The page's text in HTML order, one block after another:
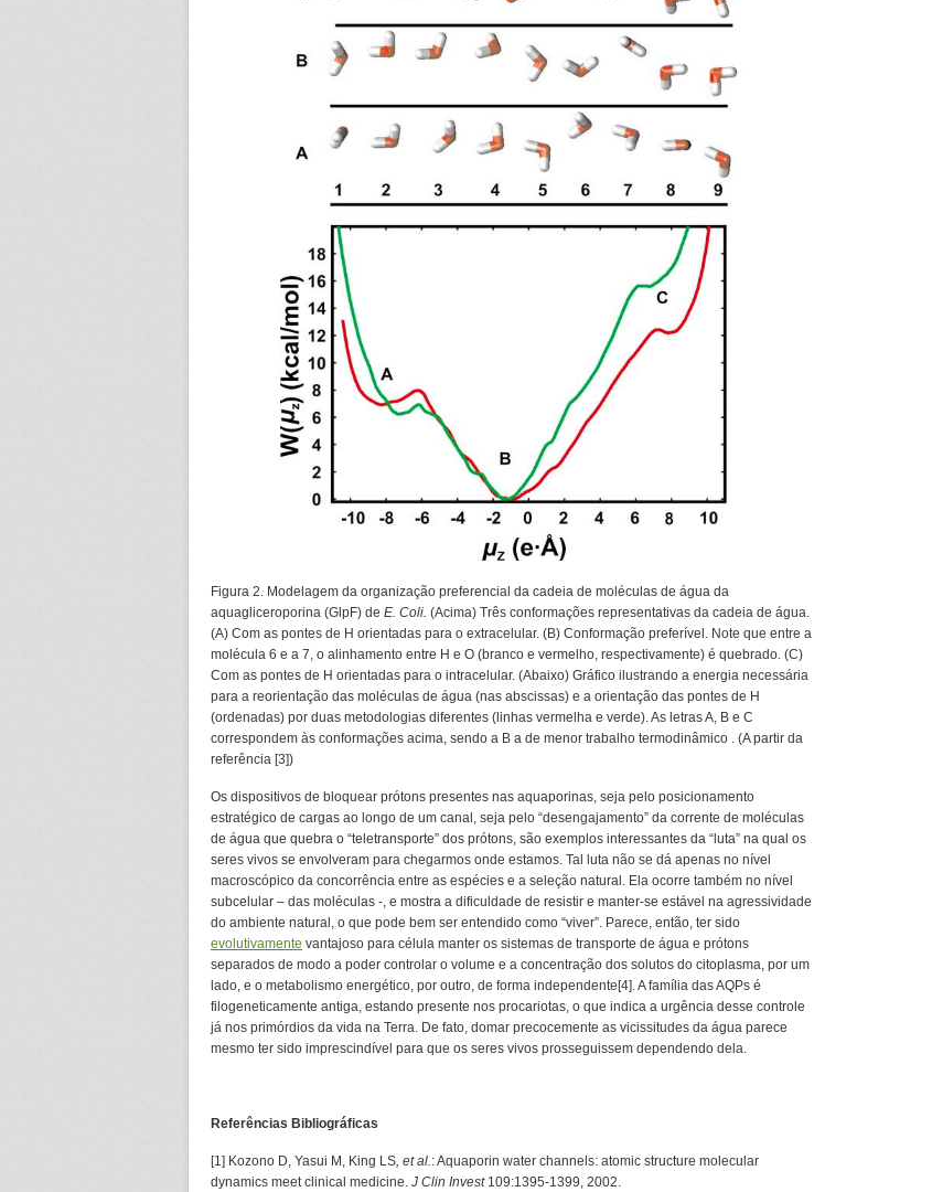
Figura 2. Modelagem da organização preferencial da cadeia de moléculas de água da
aquagliceroporina (GlpF) de E. Coli. (Acima) Três conformações representativas da cadeia de água.
(A) Com as pontes de H orientadas para o extracelular. (B) Conformação preferível. Note que entre a
molécula 6 e a 7, o alinhamento entre H e O (branco e vermelho, respectivamente) é quebrado. (C)
Com as pontes de H orientadas para o intracelular. (Abaixo) Gráfico ilustrando a energia necessária
para a reorientação das moléculas de água (nas abscissas) e a orientação das pontes de H
(ordenadas) por duas metodologias diferentes (linhas vermelha e verde). As letras A, B e C
correspondem às conformações acima, sendo a B a de menor trabalho termodinâmico . (A partir da
referência [3])
Os dispositivos de bloquear prótons presentes nas aquaporinas, seja pelo posicionamento
estratégico de cargas ao longo de um canal, seja pelo “desengajamento” da corrente de moléculas
de água que quebra o “teletransporte” dos prótons, são exemplos interessantes da “luta” na qual os
seres vivos se envolveram para chegarmos onde estamos. Tal luta não se dá apenas no nível
macroscópico da concorrência entre as espécies e a seleção natural. Ela ocorre também no nível
subcelular – das moléculas -, e mostra a dificuldade de resistir e manter-se estável na agressividade
do ambiente natural, o que pode bem ser entendido como “viver”. Parece, então, ter sido
evolutivamente vantajoso para célula manter os sistemas de transporte de água e prótons
separados de modo a poder controlar o volume e a concentração dos solutos do citoplasma, por um
lado, e o metabolismo energético, por outro, de forma independente[4]. A família das AQPs é
filogeneticamente antiga, estando presente nos procariotas, o que indica a urgência desse controle
já nos primórdios da vida na Terra. De fato, domar precocemente as vicissitudes da água parece
mesmo ter sido imprescindível para que os seres vivos prosseguissem dependendo dela.
Referências Bibliográficas
[1] Kozono D, Yasui M, King LS, et al.: Aquaporin water channels: atomic structure molecular
dynamics meet clinical medicine. J Clin Invest109:1395-1399, 2002.